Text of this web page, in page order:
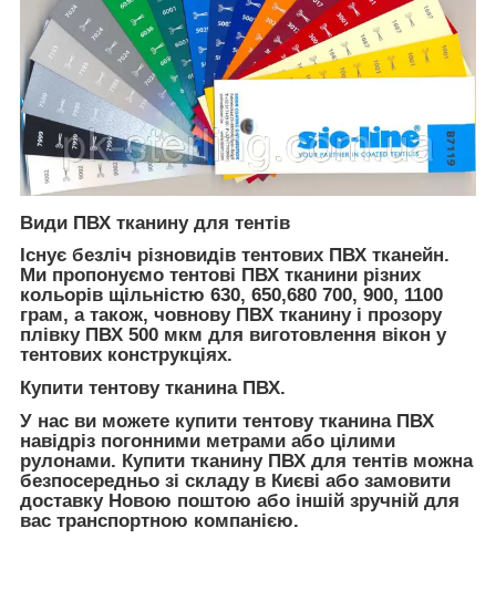
Види ПВХ тканину для тентів
Існує безліч різновидів тентових ПВХ тканейн.
Ми пропонуємо тентові ПВХ тканини різних
кольорів щільністю 630, 650,680 700, 900, 1100
грам, а також, човнову ПВХ тканину і прозору
плівку ПВХ 500 мкм для виготовлення вікон у
тентових конструкціях.
Купити тентову тканина ПВХ.
У нас ви можете купити тентову тканина ПВХ
навідріз погонними метрами або цілими
рулонами. Купити тканину ПВХ для тентів можна
безпосередньо зі складу в Києві або замовити
доставку Новою поштою або іншій зручній для
вас транспортною компанією.